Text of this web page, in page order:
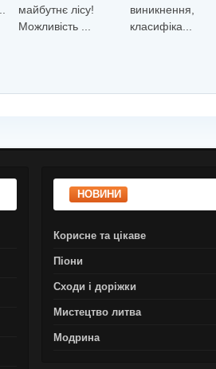
майбутнє лicу!
Можливiсть ...
виникнення,
класифiка...
НОВИНИ
Корисне та цікаве
Піони
Сходи і доріжки
Мистецтво литва
Модрина